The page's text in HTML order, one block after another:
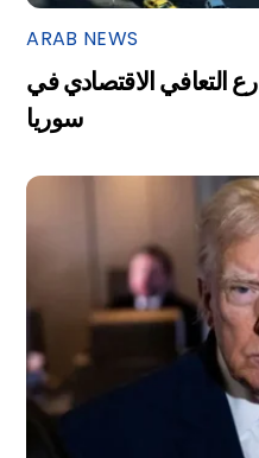
ARAB NEWS
التعافي الاقتصادي في
سوريا